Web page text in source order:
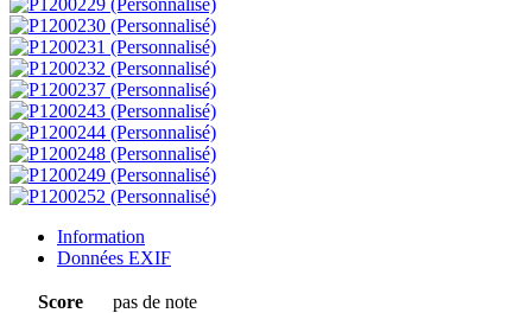
Information
Données EXIF
Score
pas de note